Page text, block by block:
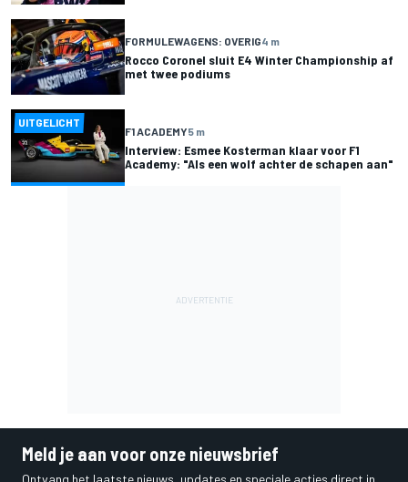
FORMULEWAGENS: OVERIG4 m
Rocco Coronel sluit E4 Winter Championship af
met twee podiums
UITGELICHT
F1 ACADEMY5 m
Interview: Esmee Kosterman klaar voor F1
Academy: "Als een wolf achter de schapen aan"
Meld je aan voor onze nieuwsbrief
Ontvang het laatste nieuws, updates en speciale acties direct in